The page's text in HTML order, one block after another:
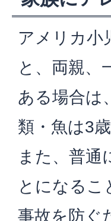
アメリカ小
と、両親、
ある場合は
類・魚は3
また、普通
とになるこ
事故を防ぐ